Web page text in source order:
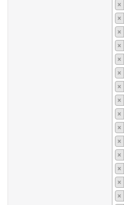
×
×
×
×
×
×
×
×
×
×
×
×
×
×
×